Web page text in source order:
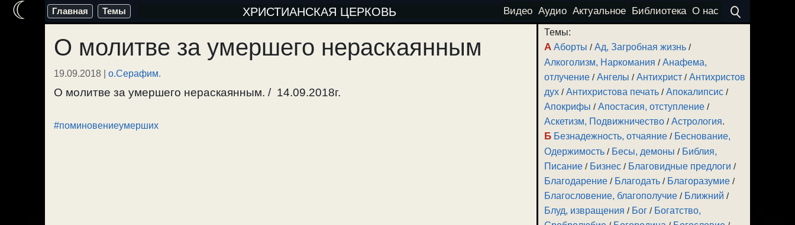
Перейти
содержимому
Главная Темы ХРИСТИАНСКАЯ ЦЕРКОВЬ Видео Аудио Актуальное Библиотека О нас
О молитве за умершего нераскаянным
19.09.2018 | о.Серафим.
О молитве за умершего нераскаянным. / 14.09.2018г.
#поминовениеумерших
Темы:
А Аборты /Ад, Загробная жизнь /
Алкоголизм, Наркомания /Анафема,
отлучение /Ангелы /Антихрист /Антихристов
дух /Антихристова печать /Апокалипсис /
Апокрифы /Апостасия, отступление /
Аскетизм, Подвижничество /Астрология.
Б Безнадежность, отчаяние / Беснование,
Одержимость / Бесы, демоны / Библия,
Писание / Бизнес / Благовидные предлоги /
Благодарение / Благодать / Благоразумие /
Благословение, благополучие / Ближний /
Блуд, извращения / Бог / Богатство,
☾